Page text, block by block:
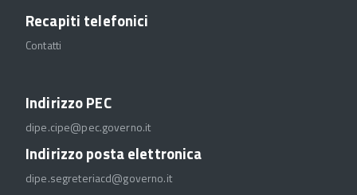
Recapiti telefonici
Contatti
Indirizzo PEC
dipe.cipe@pec.governo.it
Indirizzo posta elettronica
dipe.segreteriacd@governo.it